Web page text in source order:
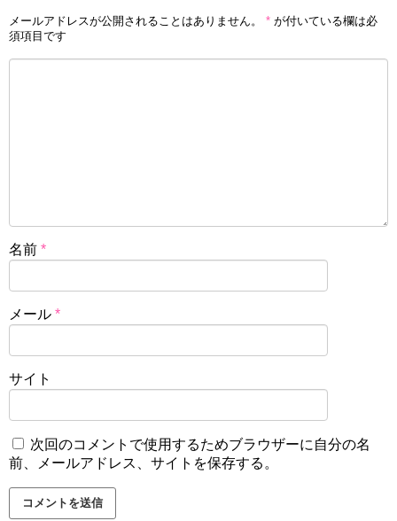
メールアドレスが公開されることはありません。 * が付いている欄は必
須項目です
名前 *
メール *
サイト
次回のコメントで使用するためブラウザーに自分の名
前、メールアドレス、サイトを保存する。